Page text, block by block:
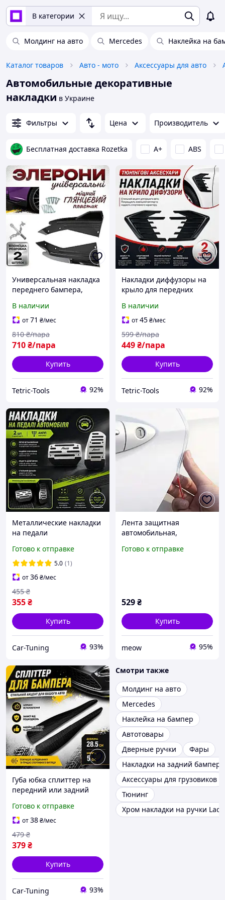
В категории
Молдинг на авто Mercedes Наклейка на
Каталог товаров Авто - мото Аксессуары для авто
Автомобильные декоративные
накладки в Украине
Фильтры Цена Производитель
Бесплатная доставка Rozetka A+ ABS
Универсальная накладка
переднего бампера,
спойлер, сплиттер на
передний бампер
В наличии
от71 ₴/мес
710₴/пара
810 ₴/пара
Купить
Tetric-Tools 92%
Накладки диффузоры на
крыло для передних
Тюненговые аксесуары
Цвет черный
В наличии
от45₴/мес
449₴/пара
599 ₴/пара
Купить
Tetric-Tools 92%
Металлические накладки
на педали
педалей для АКПП
Готово к отправке
5.0 (1)
от36₴/мес
355₴
455 ₴
Купить
Car-Tuning 93%
Лента защитная
автомобильная,
Готово к отправке
529₴
Купить
meow 95%
Губа юбка сплиттер на
передний или задний
Карбон
Готово к отправке
от38₴/мес
379₴
479 ₴
Купить
Car-Tuning 93%
Смотри также
Молдинг на авто
Mercedes
Наклейка на бампер
Автотовары
Дверные ручки
Фары
Накладки на задний бампер
Аксессуары для грузовиков
Тюнинг
Хром накладки на ручки